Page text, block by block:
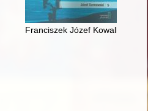
: kardynał, arcybiskup
Franciszek Józef Kowalkowski